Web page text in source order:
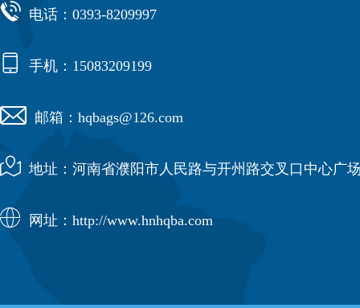
 电话：0393-8209997
 手机：15083209199
 邮箱：hqbags@126.com
 地址：河南省濮阳市人民路与开州路交叉口中心广
 网址：http://www.hnhqba.com